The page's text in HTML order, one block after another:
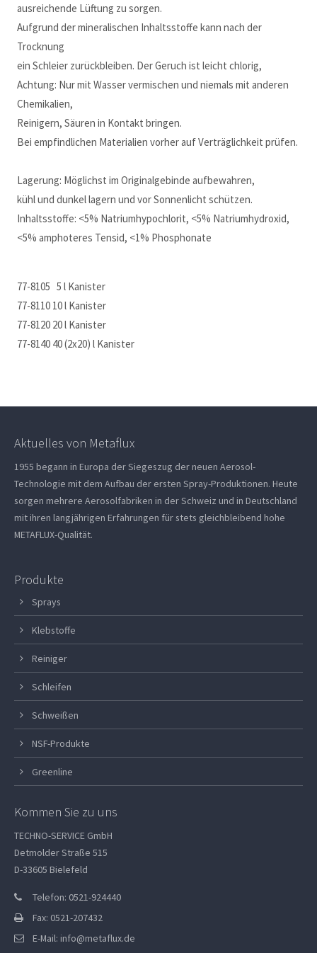
ausreichende Lüftung zu sorgen.
Aufgrund der mineralischen Inhaltsstoffe kann nach der
Trocknung
ein Schleier zurückbleiben. Der Geruch ist leicht chlorig,
Achtung: Nur mit Wasser vermischen und niemals mit anderen
Chemikalien,
Reinigern, Säuren in Kontakt bringen.
Bei empfindlichen Materialien vorher auf Verträglichkeit prüfen.
Lagerung: Möglichst im Originalgebinde aufbewahren,
kühl und dunkel lagern und vor Sonnenlicht schützen.
Inhaltsstoffe: <5% Natriumhypochlorit, <5% Natriumhydroxid,
<5% amphoteres Tensid, <1% Phosphonate
77-8105 5 l Kanister
77-8110 10 l Kanister
77-8120 20 l Kanister
77-8140 40 (2x20) l Kanister
Aktuelles von Metaflux
1955 begann in Europa der Siegeszug der neuen Aerosol-
Technologie mit dem Aufbau der ersten Spray-Produktionen. Heute
sorgen mehrere Aerosolfabriken in der Schweiz und in Deutschland
mit ihren langjährigen Erfahrungen für stets gleichbleibend hohe
METAFLUX-Qualität.
Produkte
Sprays
Klebstoffe
Reiniger
Schleifen
Schweißen
NSF-Produkte
Greenline
Kommen Sie zu uns
TECHNO-SERVICE GmbH
Detmolder Straße 515
D-33605 Bielefeld
Telefon: 0521-924440
Fax: 0521-207432
E-Mail: info@metaflux.de